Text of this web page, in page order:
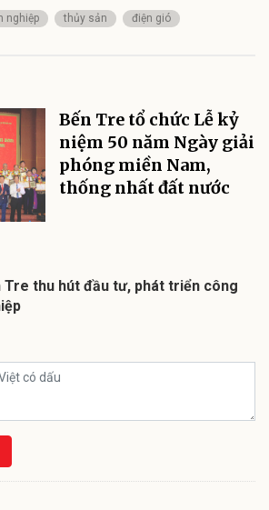
nghiệp thủy sản điện gió
Bến Tre tổ chức Lễ kỷ
niệm 50 năm Ngày giải
phóng miền Nam,
thống nhất đất nước
Tre thu hút đầu tư, phát triển công